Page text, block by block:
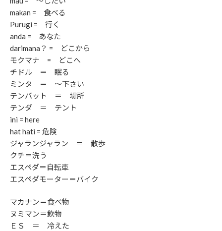
makan = 食べる
Purugi = 行く
anda = あなた
darimana？ = どこから
モクマナ = どこへ
チドル ＝ 眠る
ミンタ ＝ ～下さい
テンパット ＝ 場所
テンダ ＝ テント
ini = here
hat hati = 危険
ジャランジャラン ＝ 散歩
クチ＝洗う
エスペダ＝自転車
エスペダモーター＝バイク
マカナン＝食べ物
ヌミマン＝飲物
ＥＳ ＝ 冷えた